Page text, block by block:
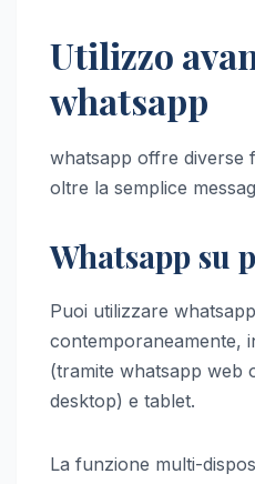
Utilizzo
whatsapp
whatsapp offre diverse
oltre la semplice
Whatsapp su
Puoi utilizzare
contemporaneamente,
(tramite whatsapp web
desktop) e tablet.
La funzione multi-